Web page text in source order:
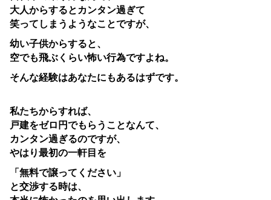
大人からするとカンタン過ぎて
笑ってしまうようなことですが、
幼い子供からすると、
空でも飛ぶくらい怖い行為ですよね。
そんな経験はあなたにもあるはずです。
私たちからすれば、
戸建をゼロ円でもらうことなんて、
カンタン過ぎるのですが、
やはり最初の一軒目を
「無料で譲ってください」
と交渉する時は、